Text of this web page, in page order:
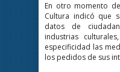
En otro momento
Cultura indicó que
datos de
industrias
especificidad las
los pedidos de sus